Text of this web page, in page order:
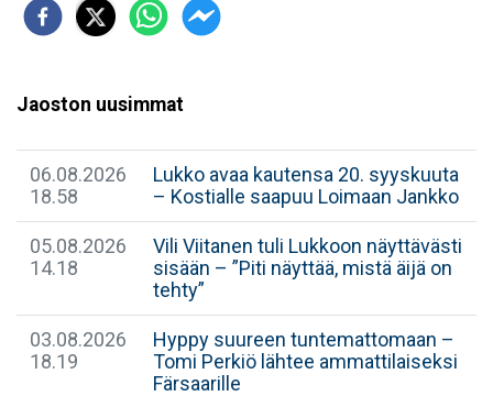
Jaoston uusimmat
06.08.2026
18.58
​Lukko avaa kautensa 20. syyskuuta
– Kostialle saapuu Loimaan Jankko
05.08.2026
14.18
​Vili Viitanen tuli Lukkoon näyttävästi
sisään – ”Piti näyttää, mistä äijä on
tehty”
03.08.2026
18.19
​Hyppy suureen tuntemattomaan –
Tomi Perkiö lähtee ammattilaiseksi
Färsaarille